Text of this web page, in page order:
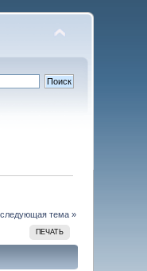
следующая тема »
ПЕЧАТЬ